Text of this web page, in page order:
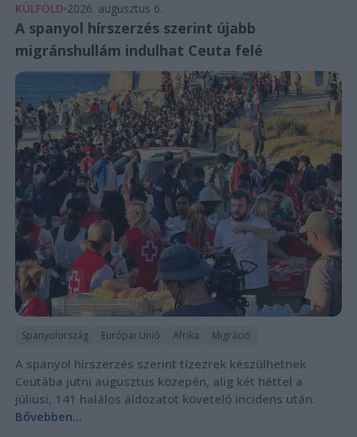
KÜLFÖLD 2026. augusztus 6.
A spanyol hírszerzés szerint újabb
migránshullám indulhat Ceuta felé
Spanyolország Európai Unió Afrika Migráció
A spanyol hírszerzés szerint tízezrek készülhetnek
Ceutába jutni augusztus közepén, alig két héttel a
júliusi, 141 halálos áldozatot követelő incidens után.
Bővebben...